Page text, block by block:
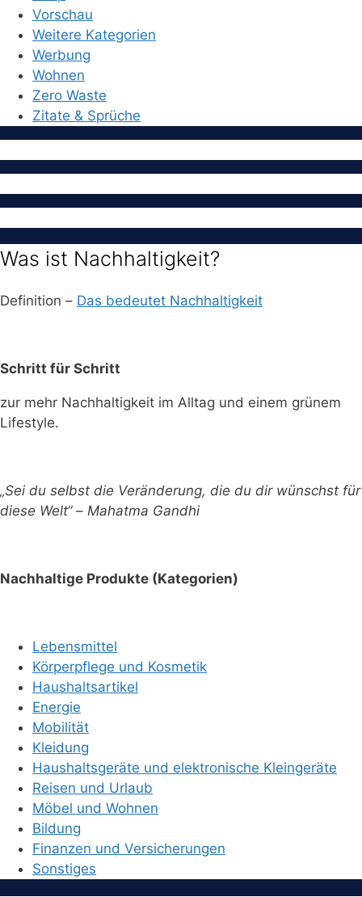
Vorschau
Weitere Kategorien
Werbung
Wohnen
Zero Waste
Zitate & Sprüche
Was ist Nachhaltigkeit?
Definition – Das bedeutet Nachhaltigkeit
Schritt für Schritt
zur mehr Nachhaltigkeit im Alltag und einem grünem
Lifestyle.
„Sei du selbst die Veränderung, die du dir wünschst für
diese Welt“ – Mahatma Gandhi
Nachhaltige Produkte (Kategorien)
Lebensmittel
Körperpflege und Kosmetik
Haushaltsartikel
Energie
Mobilität
Kleidung
Haushaltsgeräte und elektronische Kleingeräte
Reisen und Urlaub
Möbel und Wohnen
Bildung
Finanzen und Versicherungen
Sonstiges